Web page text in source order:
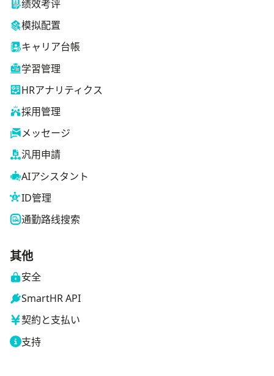
绩效考评
模拟配置
キャリア台帳
学習管理
HRアナリティクス
採用管理
メッセージ
汎用申請
AIアシスタント
ID管理
通勤路线搜索
其他
安全
SmartHR API
契約と支払い
支持